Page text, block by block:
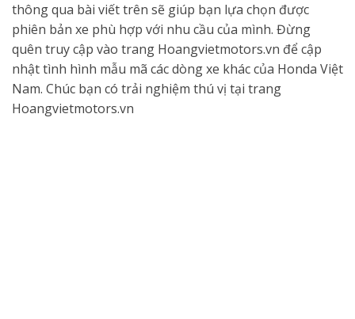
thông qua bài viết trên sẽ giúp bạn lựa chọn được
phiên bản xe phù hợp với nhu cầu của mình. Đừng
quên truy cập vào trang Hoangvietmotors.vn để cập
nhật tình hình mẫu mã các dòng xe khác của Honda Việt
Nam. Chúc bạn có trải nghiệm thú vị tại trang
Hoangvietmotors.vn